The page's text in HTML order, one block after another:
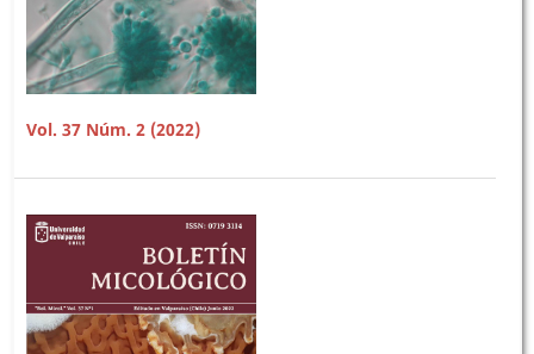
Vol. 37 Núm. 2 (2022)